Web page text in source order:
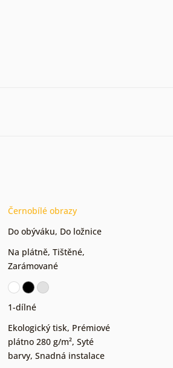
Černobílé obrazy
Do obýváku, Do ložnice
Na plátně, Tištěné,
Zarámované
1-dílné
Ekologický tisk, Prémiové
plátno 280 g/m², Syté
barvy, Snadná instalace